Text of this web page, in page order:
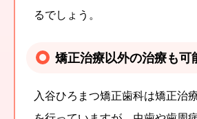
るでしょう。
矯正治療以外の治療も可
入谷ひろまつ矯正歯科は矯正治